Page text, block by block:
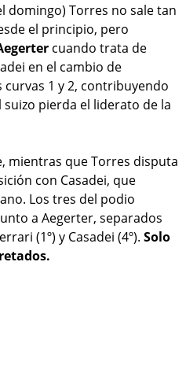
domingo) Torres no sale tan
el principio, pero
cuando trata de
en el cambio de
1 y 2, contribuyendo
pierda el liderato de la
mientras que Torres disputa
con Casadei, que
Los tres del podio
a Aegerter, separados
(1º) y Casadei (4º). Solo